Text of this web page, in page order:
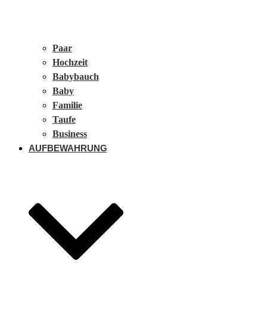
Paar
Hochzeit
Babybauch
Baby
Familie
Taufe
Business
AUFBEWAHRUNG